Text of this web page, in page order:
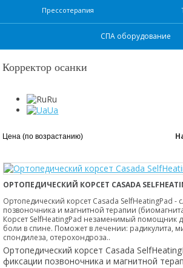
Прессотерапия
СПА оборудование
Корректор осанки
Ru
Ua
ОРТОПЕДИЧЕСКИЙ КОРСЕТ CASADA
Ортопедический корсет Casada SelfHeatingPad -
позвоночника и магнитной терапии
Корсет SelfHeatingPad незаменимый помощник
боли в спине. Поможет в лечении: радикулита,
спондилеза, отерохондроза..
Ортопедический корсет Casada
фиксации позвоночника и магнитной